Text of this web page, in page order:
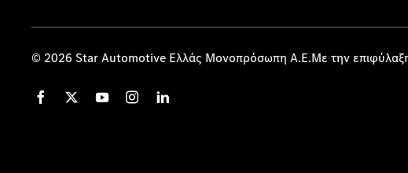
© 2026 Star Automotive Ελλάς Μονοπρόσωπη Α.Ε.Με την επιφύλαξη